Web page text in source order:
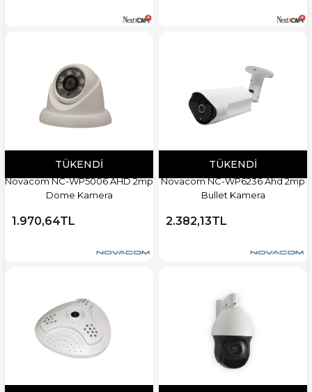
TÜKENDI
Novacom NC-WP5006 AHD 2mp
Dome Kamera
1.970,64TL
TÜKENDI
Novacom NC-WP6236 Ahd 2mp
Bullet Kamera
2.382,13TL